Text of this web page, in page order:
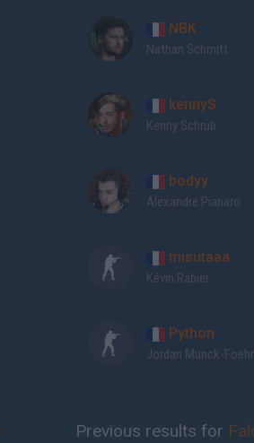
NBK
Nathan Schmitt
kennyS
Kenny Schrub
bodyy
Alexandre Pianaro
misutaaa
Kévin Rabier
Python
Jordan Munck-
Previous results for